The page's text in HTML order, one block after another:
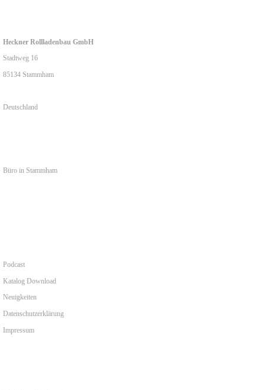
Heckner Rollladenbau GmbH
Stadtweg 16
85134 Stammham
Deutschland
Büro in Stammham
Podcast
Katalog Download
Neuigkeiten
Datenschutzerklärung
Impressum